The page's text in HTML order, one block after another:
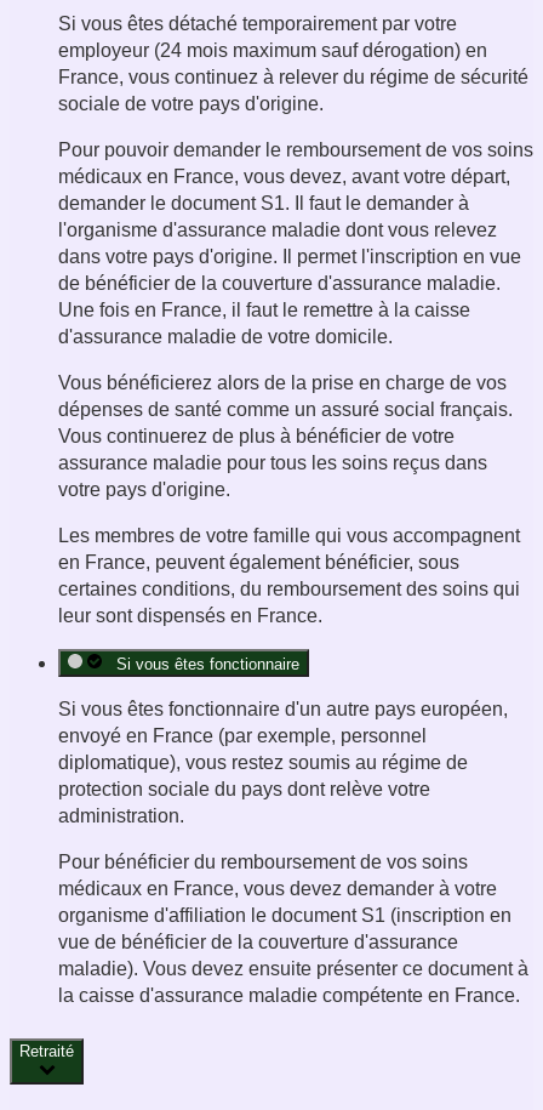
Si vous êtes détaché temporairement par votre
employeur (24 mois maximum sauf dérogation) en
France, vous continuez à relever du régime de sécurité
sociale de votre pays d'origine.
Pour pouvoir demander le remboursement de vos soins
médicaux en France, vous devez, avant votre départ,
demander le document S1. Il faut le demander à
l'organisme d'assurance maladie dont vous relevez
dans votre pays d'origine. Il permet l'inscription en vue
de bénéficier de la couverture d'assurance maladie.
Une fois en France, il faut le remettre à la caisse
d'assurance maladie de votre domicile.
Vous bénéficierez alors de la prise en charge de vos
dépenses de santé comme un assuré social français.
Vous continuerez de plus à bénéficier de votre
assurance maladie pour tous les soins reçus dans
votre pays d'origine.
Les membres de votre famille qui vous accompagnent
en France, peuvent également bénéficier, sous
certaines conditions, du remboursement des soins qui
leur sont dispensés en France.
Si vous êtes fonctionnaire
Si vous êtes fonctionnaire d'un autre pays européen,
envoyé en France (par exemple, personnel
diplomatique), vous restez soumis au régime de
protection sociale du pays dont relève votre
administration.
Pour bénéficier du remboursement de vos soins
médicaux en France, vous devez demander à votre
organisme d'affiliation le document S1 (inscription en
vue de bénéficier de la couverture d'assurance
maladie). Vous devez ensuite présenter ce document à
la caisse d'assurance maladie compétente en France.
Retraité